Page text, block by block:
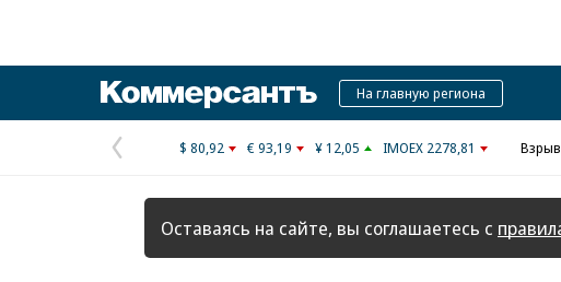
КоммерсантъНа главную региона
Предыдущая
страница
$ 80,92 € 93,19 ¥ 12,05 IMOEX 2278,81
Оставаясь на сайте, вы соглашаетесь с